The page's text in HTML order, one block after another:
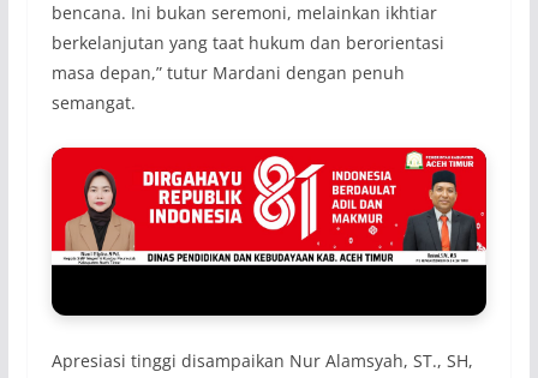
bencana. Ini bukan seremoni, melainkan ikhtiar
berkelanjutan yang taat hukum dan berorientasi
masa depan,” tutur Mardani dengan penuh
semangat.
Apresiasi tinggi disampaikan Nur Alamsyah, ST., SH,